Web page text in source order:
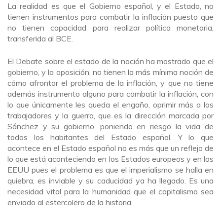
La realidad es que el Gobierno español, y el Estado, no
tienen instrumentos para combatir la inflación puesto que
no tienen capacidad para realizar política monetaria,
transferida al BCE.
El Debate sobre el estado de la nación ha mostrado que el
gobierno, y la oposición, no tienen la más mínima noción de
cómo afrontar el problema de la inflación, y que no tiene
además instrumento alguno para combatir la inflación, con
lo que únicamente les queda el engaño, oprimir más a los
trabajadores y la guerra, que es la dirección marcada por
Sánchez y su gobierno, poniendo en riesgo la vida de
todos los habitantes del Estado español. Y lo que
acontece en el Estado español no es más que un reflejo de
lo que está aconteciendo en los Estados europeos y en los
EEUU pues el problema es que el imperialismo se halla en
quiebra, es inviable y su caducidad ya ha llegado. Es una
necesidad vital para la humanidad que el capitalismo sea
enviado al estercolero de la historia.